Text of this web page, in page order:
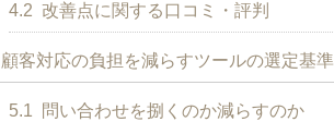
4.2 改善点に関する口コミ・評判
顧客対応の負担を減らすツールの選定基準
5.1 問い合わせを捌くのか減らすのか